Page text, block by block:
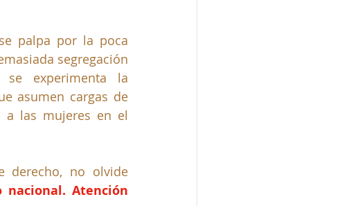
palpa por la poca
segregación
experimenta la
asumen cargas de
a las mujeres en el
derecho, no olvide
Atención